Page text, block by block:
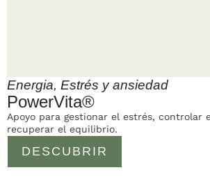
Energia, Estrés y ansiedad
PowerVita®
DESCUBRIR
Apoyo para gestionar el estrés, controlar
recuperar el equilibrio.